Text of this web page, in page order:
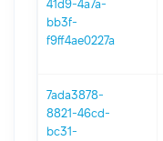
41d9-4a7a-
bb3f-
f9ff4ae0227a
7ada3878-
8821-46cd-
bc31-